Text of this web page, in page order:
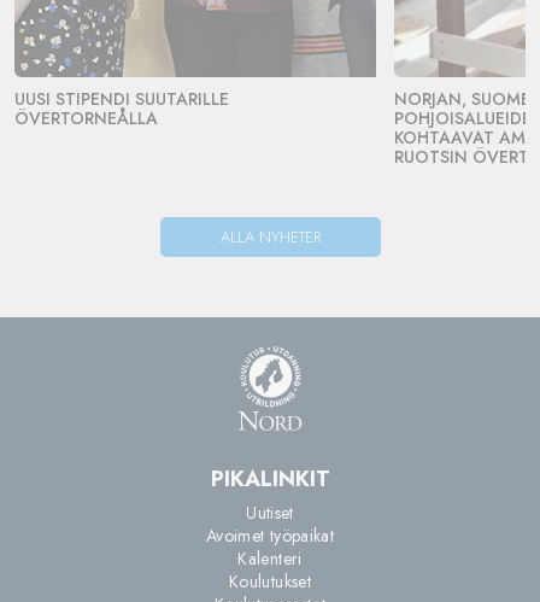
UUSI STIPENDI SUUTARILLE
ÖVERTORNEÅLLA
NORJAN,
KOHTAAVAT
RUOTSIN
ALLA NYHETER
PIKALINKIT
Uutiset
Avoimet työpaikat
Kalenteri
Koulutukset